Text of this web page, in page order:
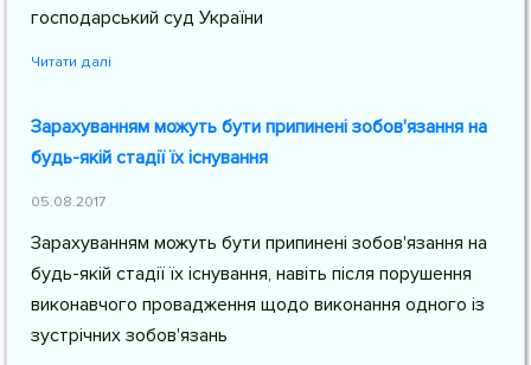
господарський суд України
Читати далі
Зарахуванням можуть бути припинені зобов'язання на
будь-якій стадії їх існування
05.08.2017
Зарахуванням можуть бути припинені зобов'язання на
будь-якій стадії їх існування, навіть після порушення
виконавчого провадження щодо виконання одного із
зустрічних зобов'язань